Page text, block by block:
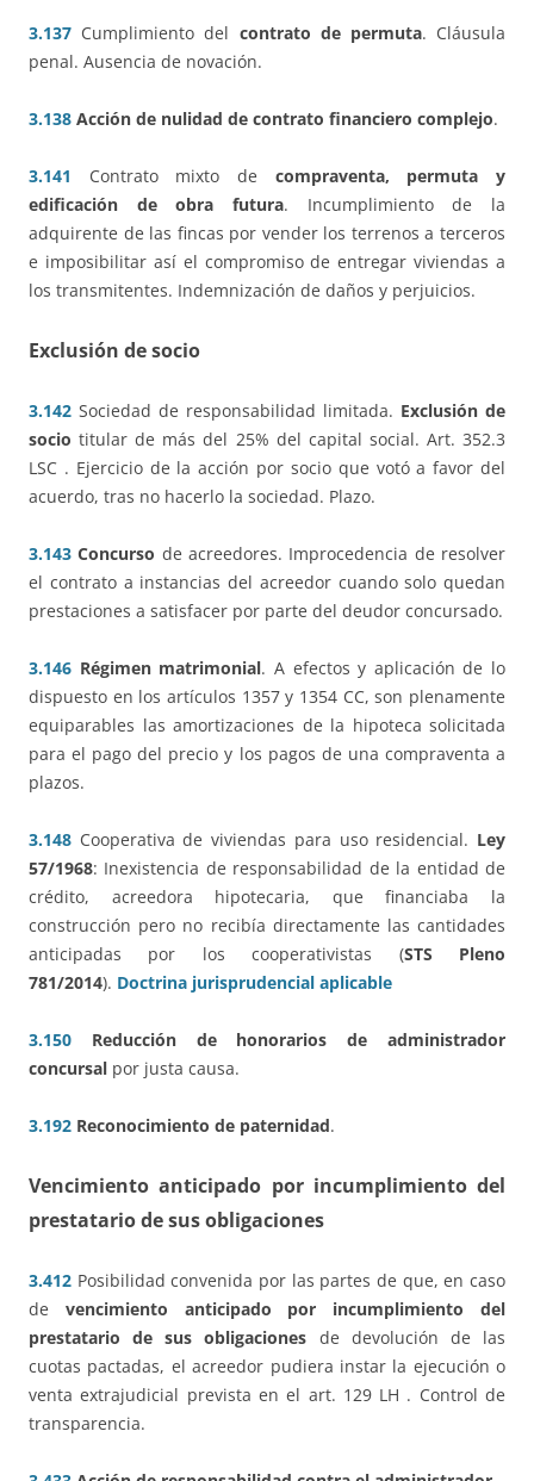
3.137 Cumplimiento del contrato de permuta. Cláusula
penal. Ausencia de novación.
3.138 Acción de nulidad de contrato financiero complejo.
3.141 Contrato mixto de compraventa, permuta y
edificación de obra futura. Incumplimiento de la
adquirente de las fincas por vender los terrenos a terceros
e imposibilitar así el compromiso de entregar viviendas a
los transmitentes. Indemnización de daños y perjuicios.
Exclusión de socio
3.142 Sociedad de responsabilidad limitada. Exclusión de
socio titular de más del 25% del capital social. Art. 352.3
LSC . Ejercicio de la acción por socio que votó a favor del
acuerdo, tras no hacerlo la sociedad. Plazo.
3.143Concurso de acreedores. Improcedencia de resolver
el contrato a instancias del acreedor cuando solo quedan
prestaciones a satisfacer por parte del deudor concursado.
3.146 Régimen matrimonial. A efectos y aplicación de lo
dispuesto en los artículos 1357 y 1354 CC, son plenamente
equiparables las amortizaciones de la hipoteca solicitada
para el pago del precio y los pagos de una compraventa a
plazos.
3.148 Cooperativa de viviendas para uso residencial. Ley
57/1968: Inexistencia de responsabilidad de la entidad de
crédito, acreedora hipotecaria, que financiaba la
construcción pero no recibía directamente las cantidades
anticipadas por los cooperativistas (STS Pleno
781/2014). Doctrina jurisprudencial aplicable
3.150
Reducción de honorarios de administrador
concursal por justa causa.
3.192 Reconocimiento de paternidad.
Vencimiento anticipado por incumplimiento del
prestatario de sus obligaciones
3.412 Posibilidad convenida por las partes de que, en caso
de vencimiento anticipado por incumplimiento del
prestatario de sus obligaciones de devolución de las
cuotas pactadas, el acreedor pudiera instar la ejecución o
venta extrajudicial prevista en el art. 129 LH . Control de
transparencia.